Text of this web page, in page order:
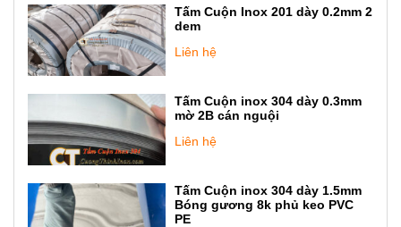
Tấm Cuộn Inox 201 dày 0.2mm 2
dem
Liên hệ
Tấm Cuộn inox 304 dày 0.3mm
mờ 2B cán nguội
Liên hệ
Tấm Cuộn inox 304 dày 1.5mm
Bóng gương 8k phủ keo PVC
PE